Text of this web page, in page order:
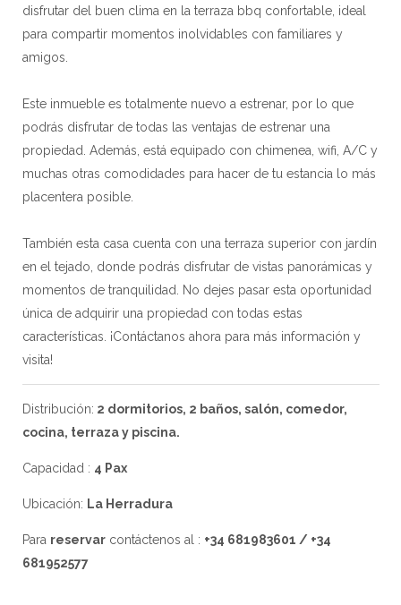
disfrutar del buen clima en la terraza bbq confortable, ideal
para compartir momentos inolvidables con familiares y
amigos.
Este inmueble es totalmente nuevo a estrenar, por lo que
podrás disfrutar de todas las ventajas de estrenar una
propiedad. Además, está equipado con chimenea, wifi, A/C y
muchas otras comodidades para hacer de tu estancia lo más
placentera posible.
También esta casa cuenta con una terraza superior con jardín
en el tejado, donde podrás disfrutar de vistas panorámicas y
momentos de tranquilidad. No dejes pasar esta oportunidad
única de adquirir una propiedad con todas estas
características. ¡Contáctanos ahora para más información y
visita!
Distribución: 2 dormitorios, 2 baños, salón, comedor,
cocina, terraza y piscina.
Capacidad : 4 Pax
Ubicación: La Herradura
Para reservarcontáctenos al : +34 681983601 / +34
681952577